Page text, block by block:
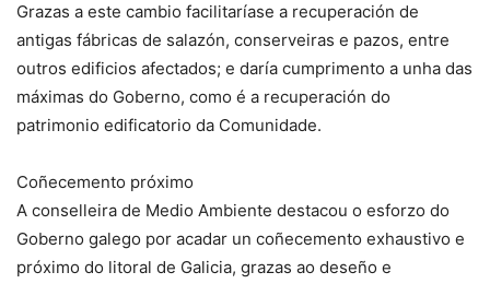
Grazas a este cambio facilitaríase a recuperación de
antigas fábricas de salazón, conserveiras e pazos, entre
outros edificios afectados; e daría cumprimento a unha das
máximas do Goberno, como é a recuperación do
patrimonio edificatorio da Comunidade.
Coñecemento próximo
A conselleira de Medio Ambiente destacou o esforzo do
Goberno galego por acadar un coñecemento exhaustivo e
próximo do litoral de Galicia, grazas ao deseño e